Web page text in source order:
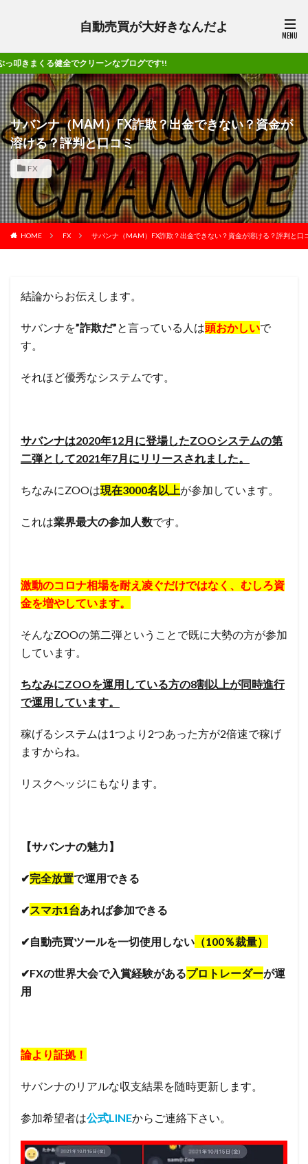
自動売買が大好きなんだよ
ブログです!!
サバンナ（MAM）FX詐欺？出金できない？資金が
溶ける？評判と口コミ
FX
HOME FX サバンナ（MAM）FX詐欺？出金できない？資金が溶ける？評判と口
結論からお伝えします。
サバンナを”詐欺だ”と言っている人は頭おかしいで
す。
それほど優秀なシステムです。
サバンナは2020年12月に登場したZOOシステムの第
二弾として2021年7月にリリースされました。
ちなみにZOOは現在3000名以上が参加しています。
これは業界最大の参加人数です。
激動のコロナ相場を耐え凌ぐだけではなく、むしろ資
金を増やしています。
そんなZOOの第二弾ということで既に大勢の方が参加
しています。
ちなみにZOOを運用している方の8割以上が同時進行
で運用しています。
稼げるシステムは1つより2つあった方が2倍速で稼げ
ますからね。
リスクヘッジにもなります。
【サバンナの魅力】
✔︎完全放置で運用できる
✔︎スマホ1台あれば参加できる
✔︎自動売買ツールを一切使用しない （100％裁量）
✔︎FXの世界大会で入賞経験があるプロトレーダーが運
用
論より証拠！
サバンナのリアルな収支結果を随時更新します。
参加希望者は公式LINEからご連絡下さい。